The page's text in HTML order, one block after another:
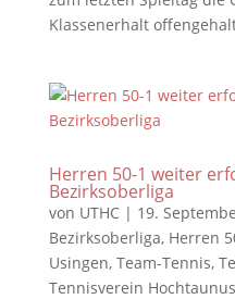
Klassenerhalt
Herren 50-1 weiter
Bezirksoberliga
von UTHC| 19.
Bezirksoberliga, Herren
Usingen, Team-Tennis,
Tennisverein Hochtaunus